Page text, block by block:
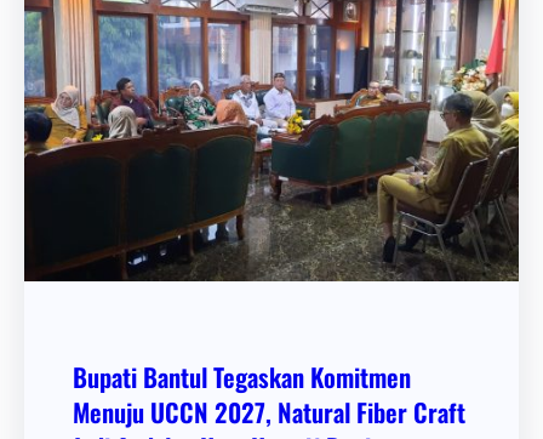
Bupati Bantul Tegaskan Komitmen
Menuju UCCN 2027, Natural Fiber Craft